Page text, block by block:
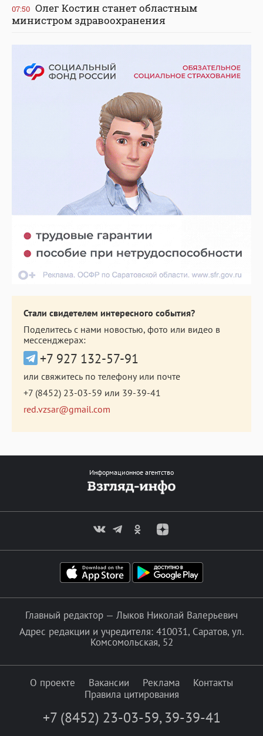
07:50 Олег Костин станет областным
министром здравоохранения
Стали свидетелем интересного события?
Поделитесь с нами новостью, фото или видео в
мессенджерах:
+7 927 132-57-91
или свяжитесь по телефону или почте
+7 (8452) 23-03-59 или 39-39-41
red.vzsar@gmail.com
Информационное агентство
Главный редактор — Лыков Николай Валерьевич
Адрес редакции и учредителя: 410031, Саратов, ул.
Комсомольская, 52
О проекте Вакансии Реклама
Контакты
Правила цитирования
+7 (8452) 23-03-59, 39-39-41